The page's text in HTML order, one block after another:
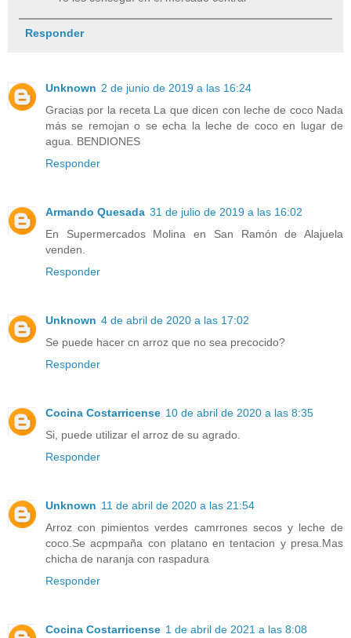
Responder
Unknown 2 de junio de 2019 a las 16:24
Gracias por la receta La que dicen con leche de coco Nada
más se remojan o se echa la leche de coco en lugar de
agua. BENDIONES
Responder
Armando Quesada 31 de julio de 2019 a las 16:02
En Supermercados Molina en San Ramón de Alajuela
venden.
Responder
Unknown 4 de abril de 2020 a las 17:02
Se puede hacer cn arroz que no sea precocido?
Responder
Cocina Costarricense 10 de abril de 2020 a las 8:35
Si, puede utilizar el arroz de su agrado.
Responder
Unknown 11 de abril de 2020 a las 21:54
Arroz con pimientos verdes camrrones secos y leche de
coco.Se acpmpaña con platano en tentacion y presa.Mas
chicha de naranja con raspadura
Responder
Cocina Costarricense 1 de abril de 2021 a las 8:08